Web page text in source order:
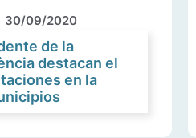
30/09/2020
de la
destacan el
en la